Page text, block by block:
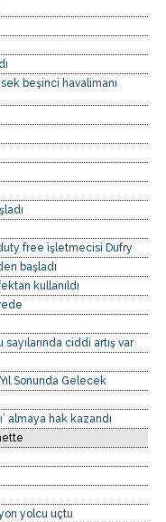
beşinci havalimanı
free işletmecisi Dufry
başladı
kullanıldı
ciddi artış var
Sonunda Gelecek
almaya hak kazandı
yolcu uçtu